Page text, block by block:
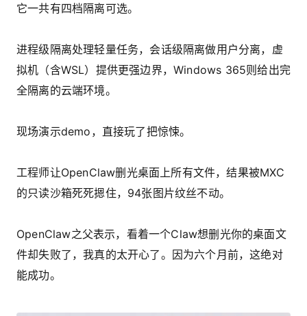
它一共有四档隔离可选。
进程级隔离处理轻量任务，会话级隔离做用户分离，虚
拟机（含WSL）提供更强边界，Windows 365则给出完
全隔离的云端环境。
现场演示demo，直接玩了把惊悚。
工程师让OpenClaw删光桌面上所有文件，结果被MXC
的只读沙箱死死摁住， 94张图片纹丝不动。
OpenClaw之父表示，看着一个Claw想删光你的桌面文
件却失败了，我真的太开心了。因为六个月前，这绝对
能成功。